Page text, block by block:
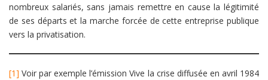
nombreux salariés, sans jamais remettre en cause la légitimité
de ses départs et la marche forcée de cette entreprise publique
vers la privatisation.
[1] Voir par exemple l’émission Vive la crise diffusée en avril 1984